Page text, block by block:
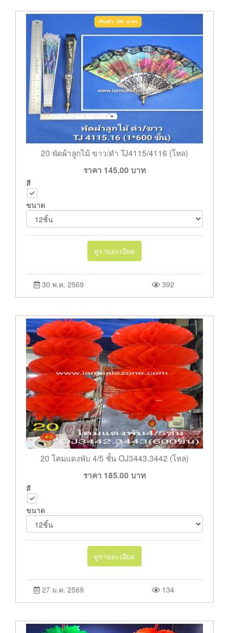
20 พัดผ้าลูกไม้ ขาว/ดำ TJ4115/4116 (โหล)
ราคา 145.00 บาท
สี
ขนาด
ดูรายละเอียด
30 พ.ค. 2569 392
20 โคมแดงพับ 4/5 ชั้น OJ3443.3442 (โหล)
ราคา 185.00 บาท
สี
ขนาด
ดูรายละเอียด
27 ม.ค. 2569 134